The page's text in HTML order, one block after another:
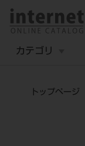
カテゴリ
トップページ